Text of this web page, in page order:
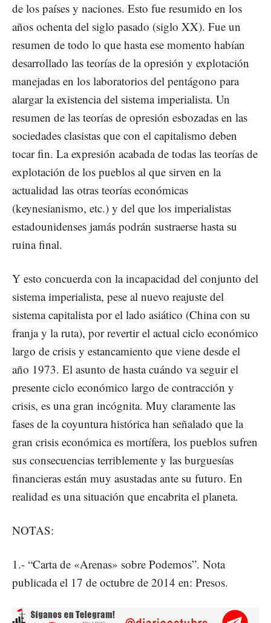
de los países y naciones. Esto fue resumido en los
años ochenta del siglo pasado (siglo XX). Fue un
resumen de todo lo que hasta ese momento habían
desarrollado las teorías de la opresión y explotación
manejadas en los laboratorios del pentágono para
alargar la existencia del sistema imperialista. Un
resumen de las teorías de opresión esbozadas en las
sociedades clasistas que con el capitalismo deben
tocar fin. La expresión acabada de todas las teorías de
explotación de los pueblos al que sirven en la
actualidad las otras teorías económicas
(keynesianismo, etc.) y del que los imperialistas
estadounidenses jamás podrán sustraerse hasta su
ruina final.
Y esto concuerda con la incapacidad del conjunto del
sistema imperialista, pese al nuevo reajuste del
sistema capitalista por el lado asiático (China con su
franja y la ruta), por revertir el actual ciclo económico
largo de crisis y estancamiento que viene desde el
año 1973. El asunto de hasta cuándo va seguir el
presente ciclo económico largo de contracción y
crisis, es una gran incógnita. Muy claramente las
fases de la coyuntura histórica han señalado que la
gran crisis económica es mortífera, los pueblos sufren
sus consecuencias terriblemente y las burguesías
financieras están muy asustadas ante su futuro. En
realidad es una situación que encabrita el planeta.
NOTAS:
1.- “Carta de «Arenas» sobre Podemos”. Nota
publicada el 17 de octubre de 2014 en: Presos.